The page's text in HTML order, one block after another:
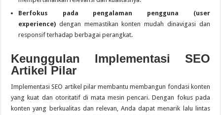
Berfokus pada pengalaman pengguna (user
experience) dengan memastikan konten mudah dinavigasi dan
responsif terhadap berbagai perangkat.
Keunggulan Implementasi SEO
Artikel Pilar
Implementasi SEO artikel pilar membantu membangun fondasi konten
yang kuat dan otoritatif di mata mesin pencari. Dengan fokus pada
konten yang berkualitas dan relevan, Anda dapat menarik lalu lintas